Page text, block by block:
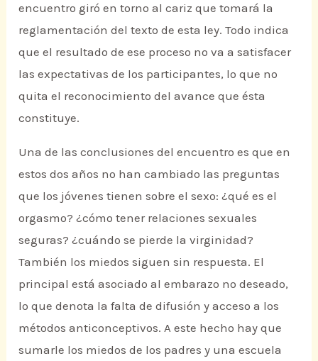
encuentro giró en torno al cariz que tomará la
reglamentación del texto de esta ley. Todo indica
que el resultado de ese proceso no va a satisfacer
las expectativas de los participantes, lo que no
quita el reconocimiento del avance que ésta
constituye.
Una de las conclusiones del encuentro es que en
estos dos años no han cambiado las preguntas
que los jóvenes tienen sobre el sexo: ¿qué es el
orgasmo? ¿cómo tener relaciones sexuales
seguras? ¿cuándo se pierde la virginidad?
También los miedos siguen sin respuesta. El
principal está asociado al embarazo no deseado,
lo que denota la falta de difusión y acceso a los
métodos anticonceptivos. A este hecho hay que
sumarle los miedos de los padres y una escuela